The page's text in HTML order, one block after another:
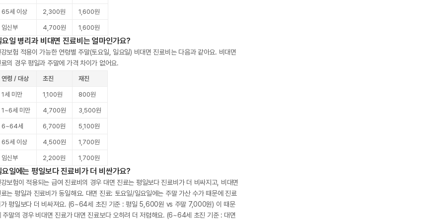
65세 이상 2,300원 1,600원
임신부 4,700원 1,600원
요일 병리과 비대면 진료비는 얼마인가요?
강보험 적용이 가능한 연령별 주말(토요일, 일요일) 비대면 진료비는 다음과 같아요. 비대면
료의 경우 평일과 주말에 가격 차이가 없어요.
연령 / 대상 초진 재진
1세 미만 1,100원 800원
1~6세 미만 4,700원 3,500원
6~64세 6,700원 5,100원
65세 이상 4,500원 1,700원
임신부 2,200원 1,700원
요일에는 평일보다 진료비가 더 비싼가요?
강보험이 적용되는 급여 진료비의 경우 대면 진료는 평일보다 진료비가 더 비싸지고, 비대면
료는 평일과 진료비가 동일해요. 대면 진료: 토요일/일요일에는 주말 가산 수가 때문에 진료
가 평일보다 더 비싸져요. (6~64세 초진 기준 : 평일 5,600원 vs 주말 7,000원) 이 때문
주말의 경우 비대면 진료가 대면 진료보다 오히려 더 저렴해요. (6~64세 초진 기준 : 대면